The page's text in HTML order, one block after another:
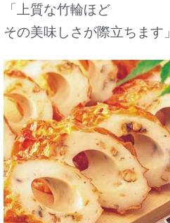
「上質な竹輪ほど
その美味しさが際立ちます」